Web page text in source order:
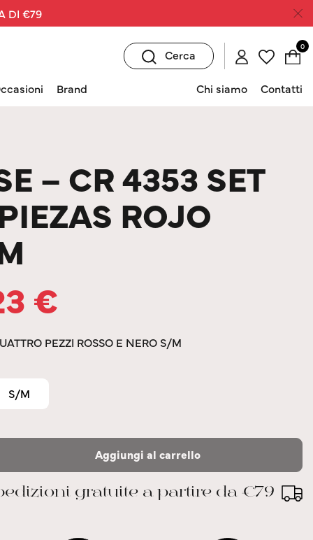
DI €79
Cerca
0
Brand Chi siamo Contatti
– CR 4353 SET
ROJO
€
PEZZI ROSSO E NERO S/M
S/M
Aggiungi al carrello
gratuite a partire da €79